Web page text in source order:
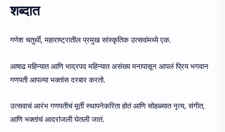
शब्दात
गणेश चतुर्थी, महाराष्ट्रातील प्रमुख सांस्कृतिक उत्सवांमध्ये एक.
आषाढ महिन्यात आणि भाद्रपद महिन्यात असंख्य मनापासून आपलं प्रिय भगवान
गणपती आपल्या भक्तांस दरबार करतो.
उत्सवाचं आरंभ गणपतीचं मूर्ती स्थापनेकरिता होतं आणि सोहळ्यात नृत्य, संगीत,
आणि भक्तांचं आदरांजली घेतली जातं.